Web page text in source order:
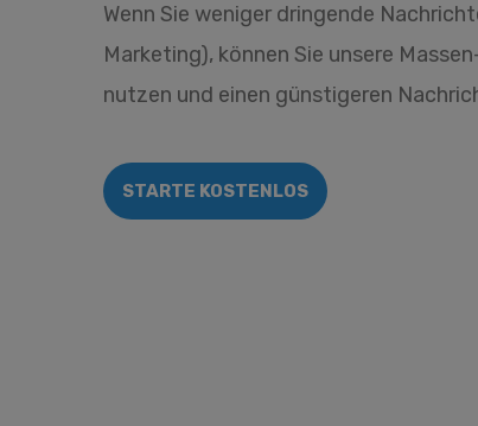
Wenn Sie weniger dringende
Marketing), können Sie unsere
nutzen und einen günstigeren
STARTE KOSTENLOS